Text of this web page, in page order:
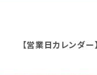
【営業日カレンダー】